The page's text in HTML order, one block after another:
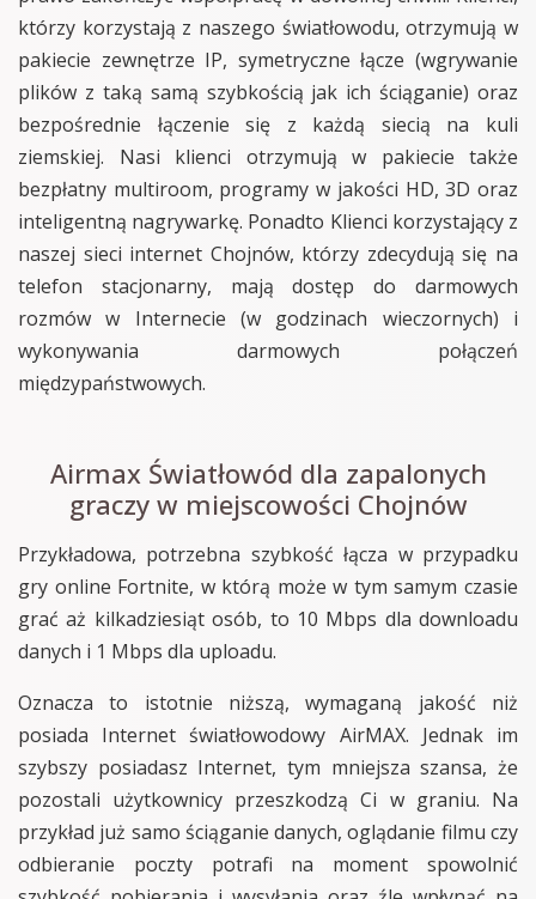
którzy korzystają z naszego światłowodu, otrzymują w
pakiecie zewnętrze IP, symetryczne łącze (wgrywanie
plików z taką samą szybkością jak ich ściąganie) oraz
bezpośrednie łączenie się z każdą siecią na kuli
ziemskiej. Nasi klienci otrzymują w pakiecie także
bezpłatny multiroom, programy w jakości HD, 3D oraz
inteligentną nagrywarkę. Ponadto Klienci korzystający z
naszej sieci internet Chojnów, którzy zdecydują się na
telefon stacjonarny, mają dostęp do darmowych
rozmów w Internecie (w godzinach wieczornych) i
wykonywania darmowych połączeń
międzypaństwowych.
Airmax Światłowód dla zapalonych
graczy w miejscowości Chojnów
Przykładowa, potrzebna szybkość łącza w przypadku
gry online Fortnite, w którą może w tym samym czasie
grać aż kilkadziesiąt osób, to 10 Mbps dla downloadu
danych i 1 Mbps dla uploadu.
Oznacza to istotnie niższą, wymaganą jakość niż
posiada Internet światłowodowy AirMAX. Jednak im
szybszy posiadasz Internet, tym mniejsza szansa, że
pozostali użytkownicy przeszkodzą Ci w graniu. Na
przykład już samo ściąganie danych, oglądanie filmu czy
odbieranie poczty potrafi na moment spowolnić